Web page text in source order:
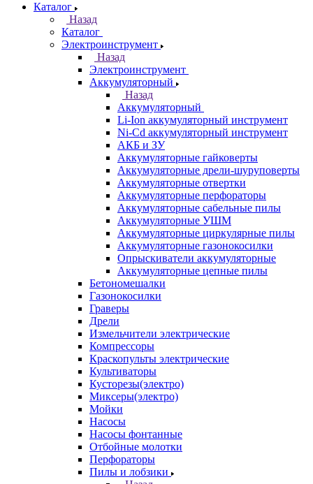
Каталог
Назад
Каталог
Электроинструмент
Назад
Электроинструмент
Аккумуляторный
Назад
Аккумуляторный
Li-Ion аккумуляторный инструмент
Ni-Cd аккумуляторный инструмент
АКБ и ЗУ
Аккумуляторные гайковерты
Аккумуляторные дрели-шуруповерты
Аккумуляторные отвертки
Аккумуляторные перфораторы
Аккумуляторные сабельные пилы
Аккумуляторные УШМ
Аккумуляторные циркулярные пилы
Аккумуляторные газонокосилки
Опрыскиватели аккумуляторные
Аккумуляторные цепные пилы
Бетономешалки
Газонокосилки
Граверы
Дрели
Измельчители электрические
Компрессоры
Краскопульты электрические
Культиваторы
Кусторезы(электро)
Миксеры(электро)
Мойки
Насосы
Насосы фонтанные
Отбойные молотки
Перфораторы
Пилы и лобзики